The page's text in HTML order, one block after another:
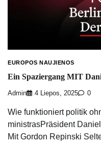
EUROPOS NAUJIENOS
Ein Spaziergang MIT
Admin 4 Liepos, 2025 0
Wie funktioniert politik
ministrasPräsident
Mit Gordon Repinski